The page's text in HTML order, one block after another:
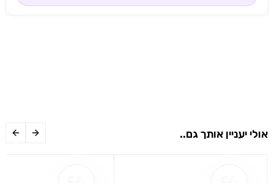
אולי יעניין אותך גם..